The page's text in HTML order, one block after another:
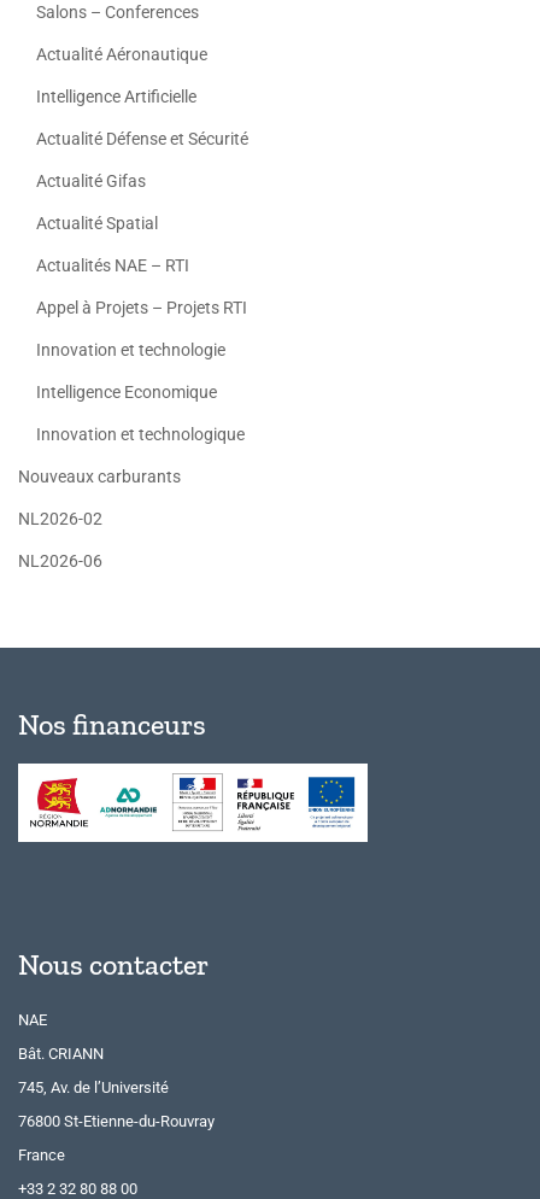
Salons – Conferences
Actualité Aéronautique
Intelligence Artificielle
Actualité Défense et Sécurité
Actualité Gifas
Actualité Spatial
Actualités NAE – RTI
Appel à Projets – Projets RTI
Innovation et technologie
Intelligence Economique
Innovation et technologique
Nouveaux carburants
NL2026-02
NL2026-06
Nos financeurs
Nous contacter
NAE
Bât. CRIANN
745, Av. de l’Université
76800 St-Etienne-du-Rouvray
France
+33 2 32 80 88 00